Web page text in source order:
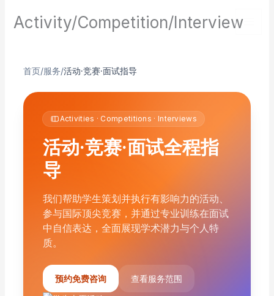
contentActivity/Competition/Interview
首页/服务/活动·竞赛·面试指导
Activities · Competitions · Interviews
活动·竞赛·面试全程指
导
我们帮助学生策划并执行有影响力的活动、
参与国际顶尖竞赛，并通过专业训练在面试
中自信表达，全面展现学术潜力与个人特
质。
预约免费咨询 查看服务范围